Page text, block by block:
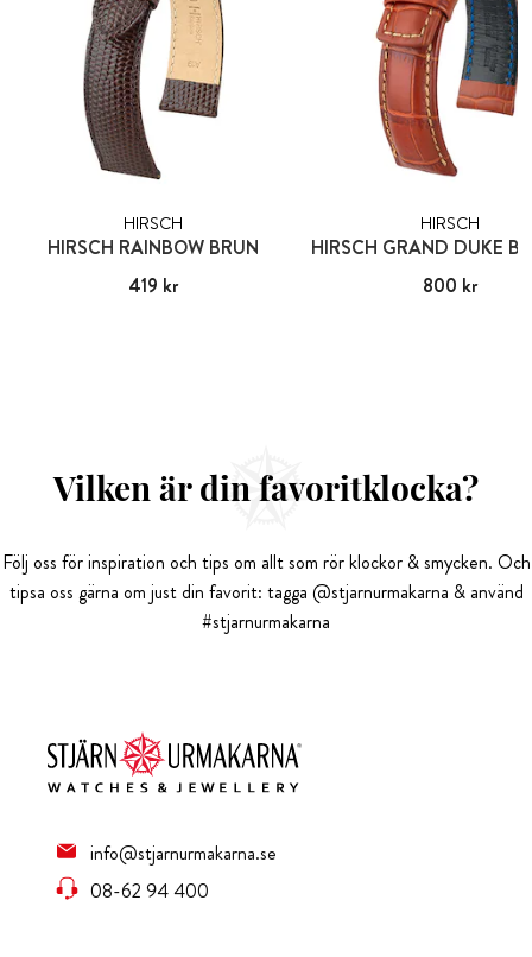
HIRSCH
HIRSCH RAINBOW BRUN
Pris:419 kr
419 kr
HIRSCH
Pris:800 kr
800 kr
Vilken är din favoritklocka?
Följ oss för inspiration och tips om allt som rör klockor & smycken. Och
tipsa oss gärna om just din favorit: tagga @stjarnurmakarna & använd
#stjarnurmakarna
info@stjarnurmakarna.se
08-62 94 400